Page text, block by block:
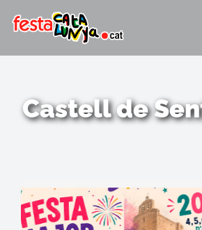
Castell de